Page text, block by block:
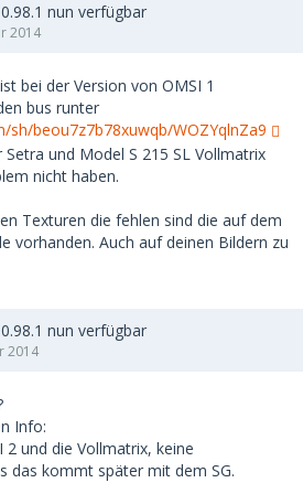
nun verfügbar
2014
bei der Version von OMSI 1
bus runter
beou7z7b78xuwqb/WOZYqlnZa9
und Model S 215 SL Vollmatrix
nicht haben.
Texturen die fehlen sind die auf dem
vorhanden. Auch auf deinen Bildern zu
nun verfügbar
2014
Info:
2 und die Vollmatrix, keine
das kommt später mit dem SG.